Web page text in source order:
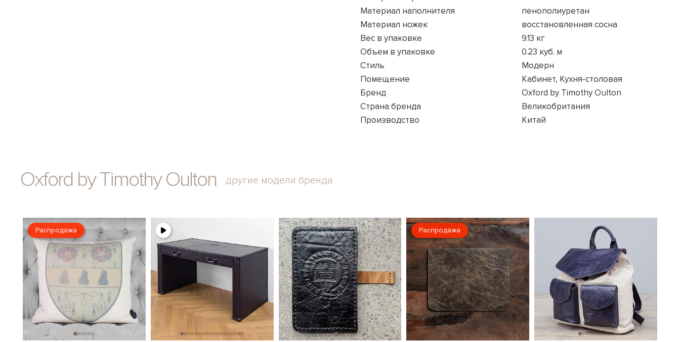
Материал наполнителя
пенополиуретан
Материал ножек
восстановленная сосна
Вес в упаковке
9.13 кг
Объем в упаковке
0.23 куб. м
Стиль
Модерн
Помещение
Кабинет, Кухня-столовая
Бренд
Oxford by Timothy Oulton
Страна бренда
Великобритания
Производство
Китай
Oxford by Timothy Oulton другие модели бренда
Распродажа Распродажа